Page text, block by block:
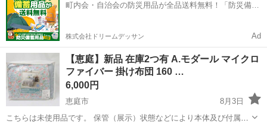
町内会・自治会の防災用品が全品送料無料！「防災備蓄
株式会社ドリームデッサン Ad
【恵庭】新品 在庫2つ有 A.モダール マイクロ
ファイバー 掛け布団 160 …
6,000円
恵庭市
8月3日
こちらは未使用品です。 保管（展示）状態などにより本体及び付属品